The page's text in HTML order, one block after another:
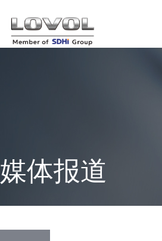
媒体报道